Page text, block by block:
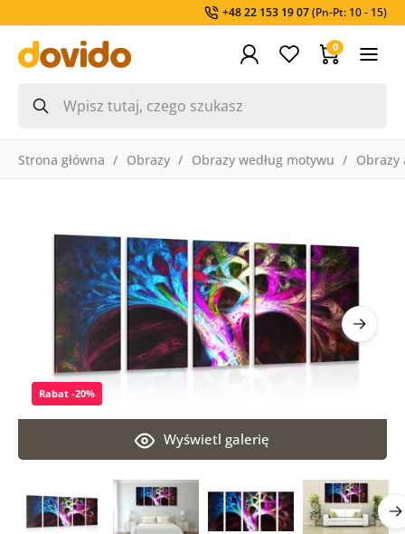
+48 22 153 19 07(Pn-Pt: 10 - 15)
0
Strona główna Obrazy Obrazy według motywu Obrazy
Wyświetl galerię
Rabat -20%